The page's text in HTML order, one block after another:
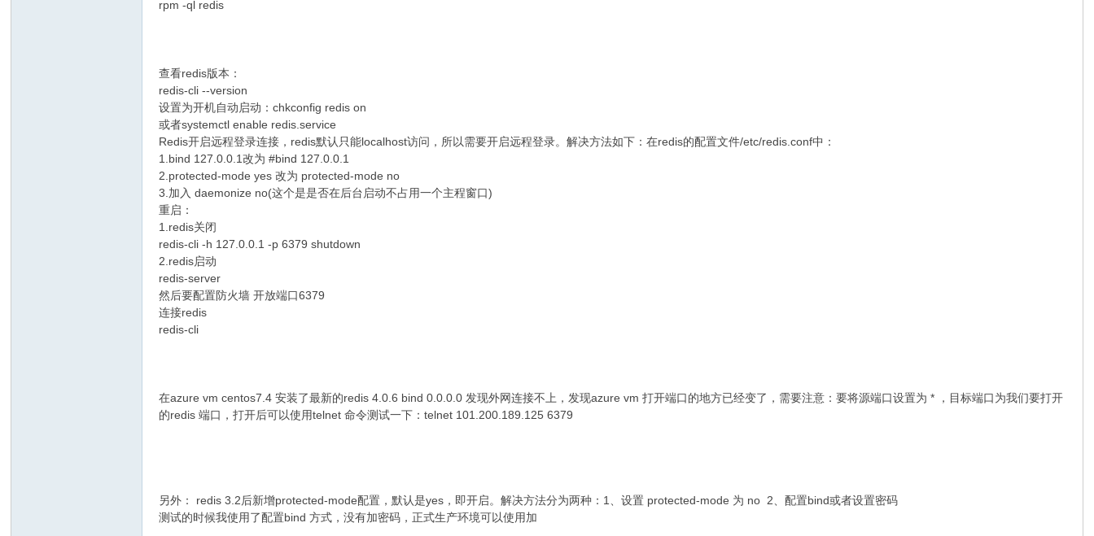
rpm -ql redis
查看redis版本：
redis-cli --version
设置为开机自动启动：chkconfig redis on
或者systemctl enable redis.service
Redis开启远程登录连接，redis默认只能localhost访问，所以需要开启远程登录。解决方法如下：在redis的配置文件/etc/redis.conf中：
1.bind 127.0.0.1改为 #bind 127.0.0.1
2.protected-mode yes 改为 protected-mode no
3.加入 daemonize no(这个是是否在后台启动不占用一个主程窗口)
重启：
1.redis关闭
redis-cli -h 127.0.0.1 -p 6379 shutdown
2.redis启动
redis-server
然后要配置防火墙 开放端口6379
连接redis
redis-cli
在azure vm centos7.4 安装了最新的redis 4.0.6 bind 0.0.0.0 发现外网连接不上，发现azure vm 打开端口的地方已经变了，需要注意：要将源端口设置为 * ，目标端口为我们要打开
的redis 端口，打开后可以使用telnet 命令测试一下：telnet 101.200.189.125 6379
另外： redis 3.2后新增protected-mode配置，默认是yes，即开启。解决方法分为两种：1、设置 protected-mode 为 no 2、配置bind或者设置密码
测试的时候我使用了配置bind 方式，没有加密码，正式生产环境可以使用加